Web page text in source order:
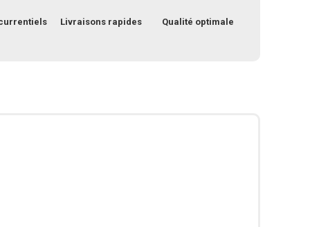
Livraisons rapides Qualité optimale